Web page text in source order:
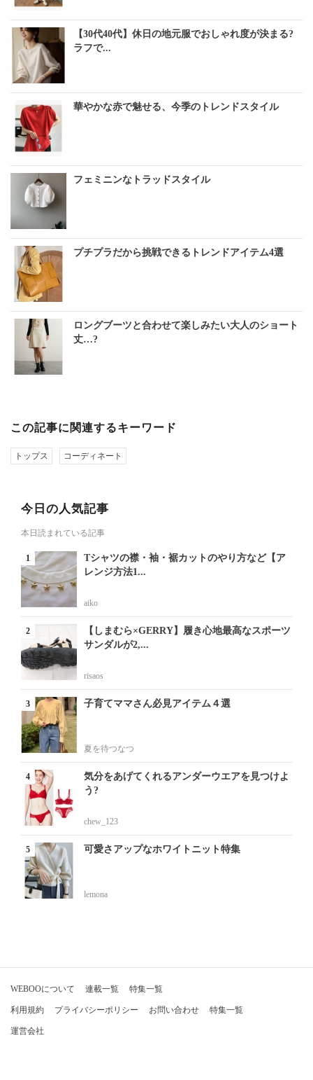
【30代40代】休日の地元服でおしゃれ度が決まる?
ラフで...
華やかな赤で魅せる、今季のトレンドスタイル
フェミニンなトラッドスタイル
プチプラだから挑戦できるトレンドアイテム4選
ロングブーツと合わせて楽しみたい大人のショート
丈…?
この記事に関連するキーワード
トップス コーディネート
今日の人気記事
本日読まれている記事
Tシャツの襟・袖・裾カットのやり方など【ア
レンジ方法1...
aiko
【しまむら×GERRY】履き心地最高なスポーツ
サンダルが2,...
risaos
子育てママさん必見アイテム４選
夏を待つなつ
気分をあげてくれるアンダーウエアを見つけよ
う?
chew_123
可愛さアップなホワイトニット特集
lemona
WEBOOについて 連載一覧 特集一覧
利用規約 プライバシーポリシー お問い合わせ 特集一覧
運営会社